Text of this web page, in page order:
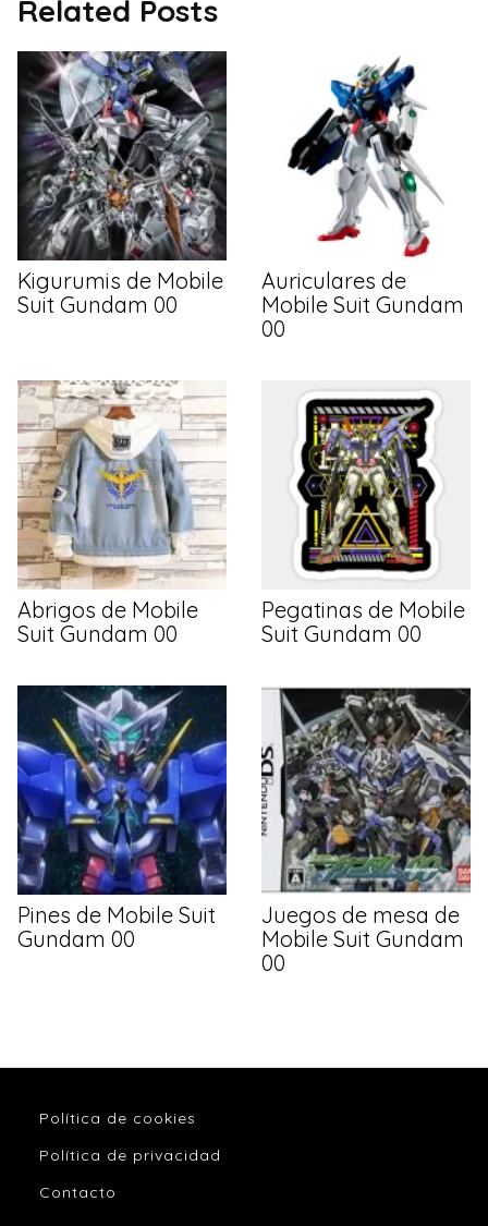
Related Posts
Kigurumis de Mobile
Suit Gundam 00
Auriculares de
Mobile Suit Gundam
00
Abrigos de Mobile
Suit Gundam 00
Pegatinas de Mobile
Suit Gundam 00
Pines de Mobile Suit
Gundam 00
Juegos de mesa de
Mobile Suit Gundam
00
Política de cookies
Política de privacidad
Contacto